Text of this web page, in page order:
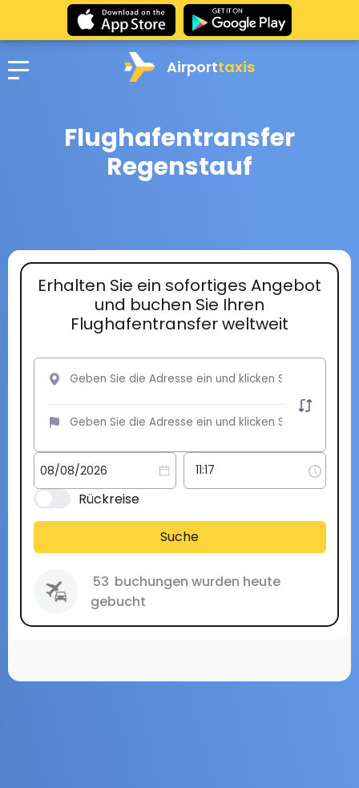
Airporttaxis
Flughafentransfer
Regenstauf
Erhalten Sie ein sofortiges Angebot
und buchen Sie Ihren
Flughafentransfer weltweit
Rückreise
Suche
53 buchungen wurden heute
gebucht